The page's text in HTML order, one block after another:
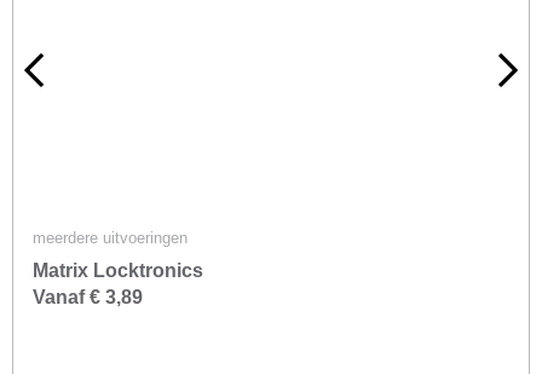
meerdere uitvoeringen
Matrix Locktronics
Vanaf € 3,89